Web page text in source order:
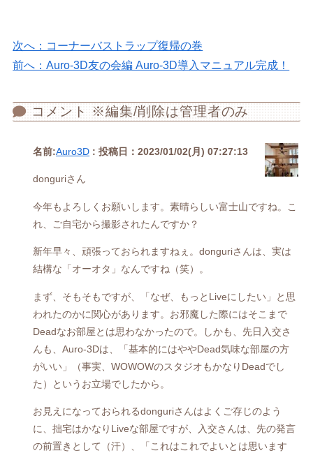
次へ：コーナーバストラップ復帰の巻
前へ：Auro-3D友の会編 Auro-3D導入マニュアル完成！
コメント ※編集/削除は管理者のみ
名前:Auro3D : 投稿日：2023/01/02(月) 07:27:13
donguriさん
今年もよろしくお願いします。素晴らしい富士山ですね。こ
れ、ご自宅から撮影されたんですか？
新年早々、頑張っておられますねぇ。donguriさんは、実は
結構な「オーオタ」なんですね（笑）。
まず、そもそもですが、「なぜ、もっとLiveにしたい」と思
われたのかに関心があります。お邪魔した際にはそこまで
Deadなお部屋とは思わなかったので。しかも、先日入交さ
んも、Auro-3Dは、「基本的にはややDead気味な部屋の方
がいい」（事実、WOWOWのスタジオもかなりDeadでし
た）というお立場でしたから。
お見えになっておられるdonguriさんはよくご存じのよう
に、拙宅はかなりLiveな部屋ですが、入交さんは、先の発言
の前置きとして（汗）、「これはこれでよいとは思います